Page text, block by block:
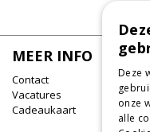
MEER INFO
Contact
Vacatures
Cadeaukaart
Deze
onze
alle